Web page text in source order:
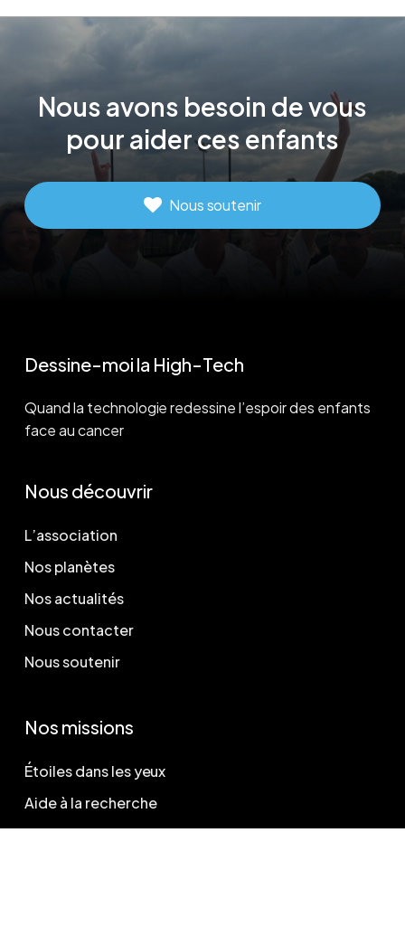
Nous avons besoin devous
pour aidercesenfants
Nous soutenir
Dessine-moi la High-Tech
Quand la technologie redessine l’espoir des enfants
face au cancer
Nous découvrir
L’association
Nos planètes
Nos actualités
Nous contacter
Nous soutenir
Nos missions
Étoiles dans les yeux
Aide à la recherche